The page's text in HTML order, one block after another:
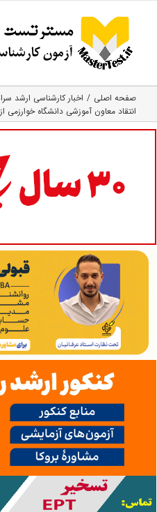
content
صفحه اصلی
اخبار کارشناسی ارشد
انتقاد معاون آموزشی دانشگاه